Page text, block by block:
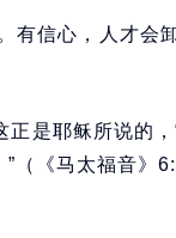
有信心，人才会
是耶稣所说的
（《马太福音》